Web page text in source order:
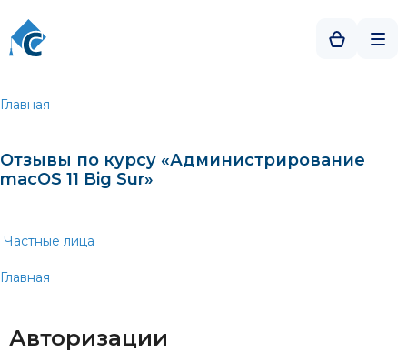
Главная
Отзывы по курсу «Администрирование
macOS 11 Big Sur»
Частные лица
Главная
Авторизации